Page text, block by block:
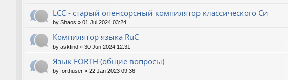
LCC - старый опенсорсный компилятор классического Си
by Shaos » 01 Jul 2024 03:24
Компилятор языка RuC
by askfind » 30 Jun 2024 12:31
Язык FORTH (общие вопросы)
by forthuser » 22 Jan 2023 09:36